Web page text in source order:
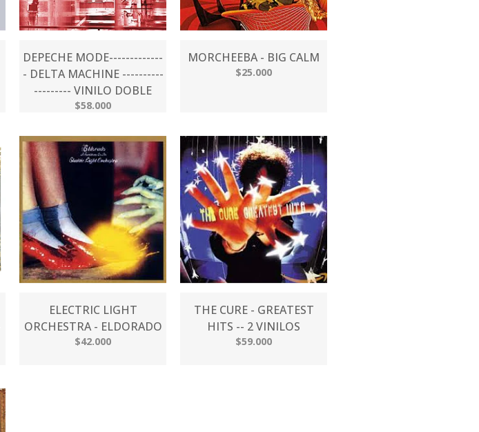
DEPECHE MODE-------------
- DELTA MACHINE ----------
--------- VINILO DOBLE
$58.000
MORCHEEBA - BIG CALM
$25.000
ELECTRIC LIGHT
ORCHESTRA - ELDORADO
$42.000
THE CURE - GREATEST
HITS -- 2 VINILOS
$59.000